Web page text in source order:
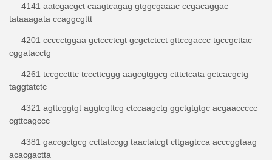
4141 aatcgacgct caagtcagag gtggcgaaac ccgacaggac
tataaagata ccaggcgttt
4201 ccccctggaa gctccctcgt gcgctctcct gttccgaccc tgccgcttac
cggatacctg
4261 tccgcctttc tcccttcggg aagcgtggcg ctttctcata gctcacgctg
taggtatctc
4321 agttcggtgt aggtcgttcg ctccaagctg ggctgtgtgc acgaaccccc
cgttcagccc
4381 gaccgctgcg ccttatccgg taactatcgt cttgagtcca acccggtaag
acacgactta